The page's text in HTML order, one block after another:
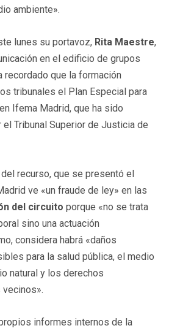
ambiente».
lunes su portavoz, Rita Maestre,
en el edificio de grupos
recordado que la formación
tribunales el Plan Especial para
Ifema Madrid, que ha sido
Tribunal Superior de Justicia de
recurso, que se presentó el
ve «un fraude de ley» en las
del circuito porque «no se trata
sino una actuación
considera habrá «daños
para la salud pública, el medio
natural y los derechos
informes internos de la